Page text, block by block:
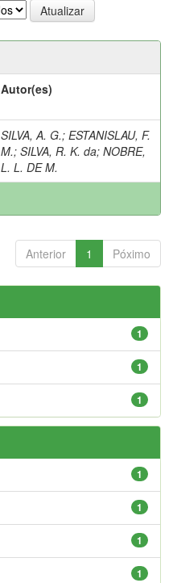
Autor(es)
SILVA, A. G.; ESTANISLAU, F.
M.; SILVA, R. K. da; NOBRE,
L. L. DE M.
Anterior 1 Póximo
1
1
1
1
1
1
1